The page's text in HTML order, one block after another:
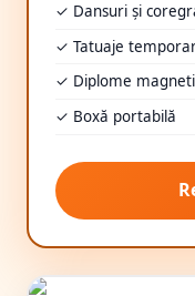
✓ Dansuri și
✓ Tatuaje
✓ Diplome
✓ Boxă portabilă